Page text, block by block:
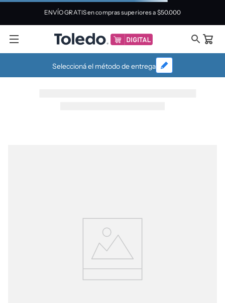
ENVÍO GRATIS en compras superiores a $50.000
Seleccioná el método de entrega